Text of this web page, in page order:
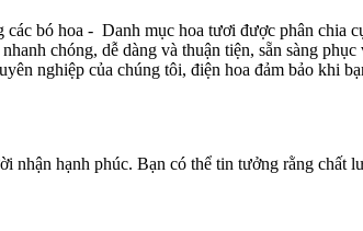
các bó hoa - Danh mục hoa tươi được phân chia
chóng, dễ dàng và thuận tiện, sẵn sàng
nghiệp của chúng tôi, điện hoa đảm bảo khi
nhận hạnh phúc. Bạn có thể tin tưởng rằng chất